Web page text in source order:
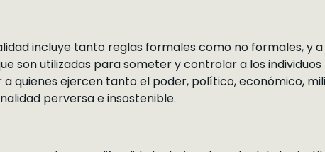
incluye tanto reglas formales como no formales, y
son utilizadas para someter y controlar a los
quienes ejercen tanto el poder, político, económico,
perversa e insostenible.